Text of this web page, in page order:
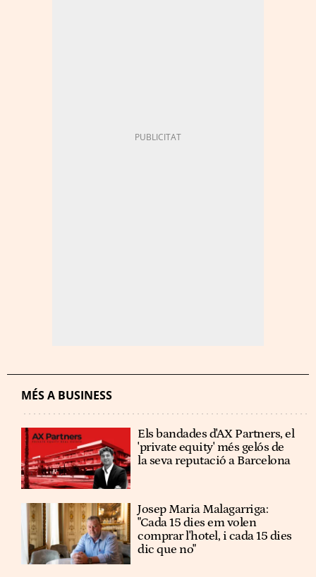
MÉS A BUSINESS
Els bandades d'AX Partners, el
'private equity' més gelós de
la seva reputació a Barcelona
Josep Maria Malagarriga:
"Cada 15 dies em volen
comprar l'hotel, i cada 15 dies
dic que no"